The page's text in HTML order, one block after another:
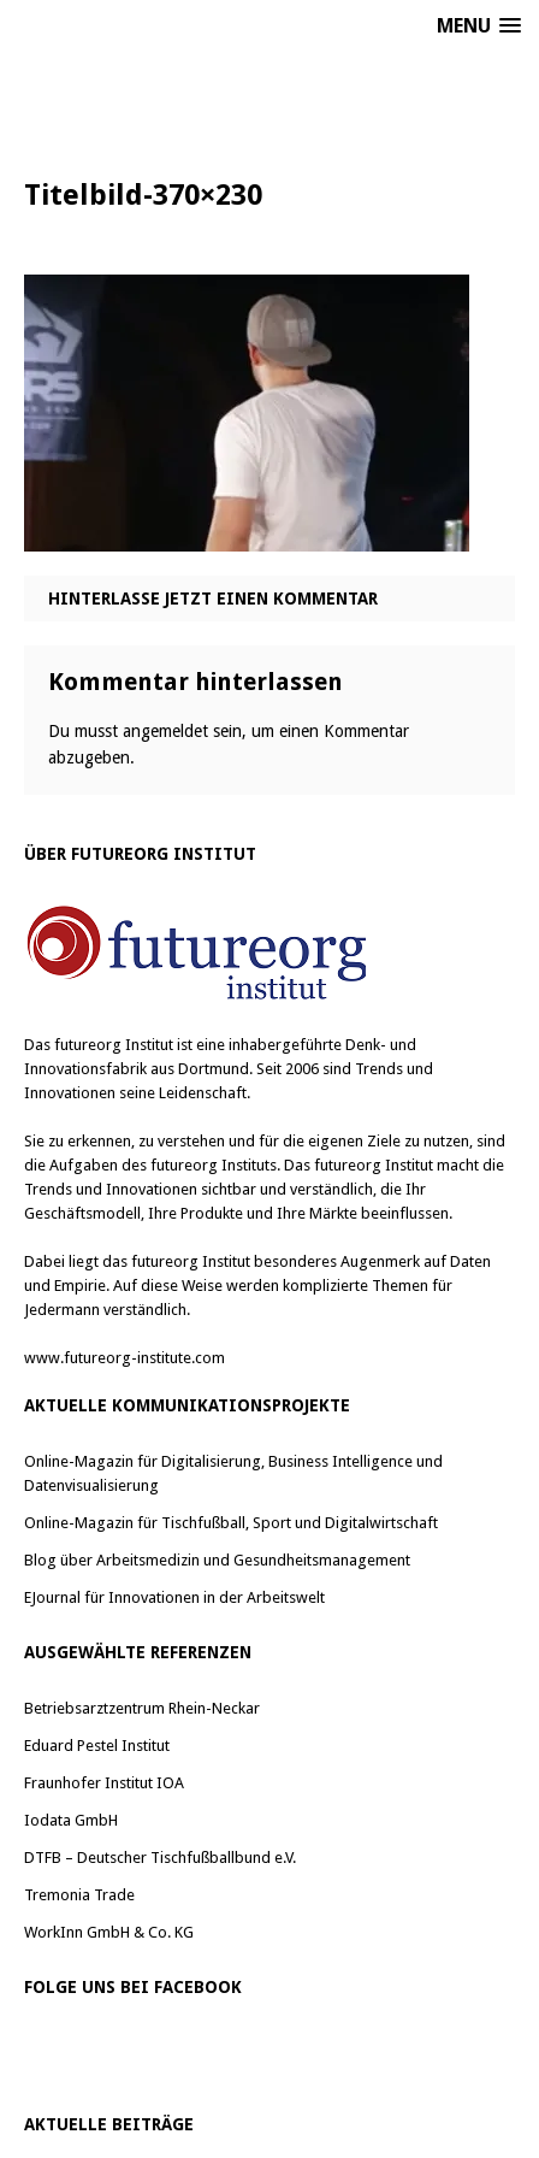
MENU
Titelbild-370×230
HINTERLASSE JETZT EINEN KOMMENTAR
Kommentar hinterlassen
Du musst angemeldet sein, um einen Kommentar
abzugeben.
ÜBER FUTUREORG INSTITUT
Das futureorg Institut ist eine inhabergeführte Denk- und
Innovationsfabrik aus Dortmund. Seit 2006 sind Trends und
Innovationen seine Leidenschaft.
Sie zu erkennen, zu verstehen und für die eigenen Ziele zu nutzen, sind
die Aufgaben des futureorg Instituts. Das futureorg Institut macht die
Trends und Innovationen sichtbar und verständlich, die Ihr
Geschäftsmodell, Ihre Produkte und Ihre Märkte beeinflussen.
Dabei liegt das futureorg Institut besonderes Augenmerk auf Daten
und Empirie. Auf diese Weise werden komplizierte Themen für
Jedermann verständlich.
www.futureorg-institute.com
AKTUELLE KOMMUNIKATIONSPROJEKTE
Online-Magazin für Digitalisierung, Business Intelligence und
Datenvisualisierung
Online-Magazin für Tischfußball, Sport und Digitalwirtschaft
Blog über Arbeitsmedizin und Gesundheitsmanagement
EJournal für Innovationen in der Arbeitswelt
AUSGEWÄHLTE REFERENZEN
Betriebsarztzentrum Rhein-Neckar
Eduard Pestel Institut
Fraunhofer Institut IOA
Iodata GmbH
DTFB – Deutscher Tischfußballbund e.V.
Tremonia Trade
WorkInn GmbH & Co. KG
FOLGE UNS BEI FACEBOOK
AKTUELLE BEITRÄGE